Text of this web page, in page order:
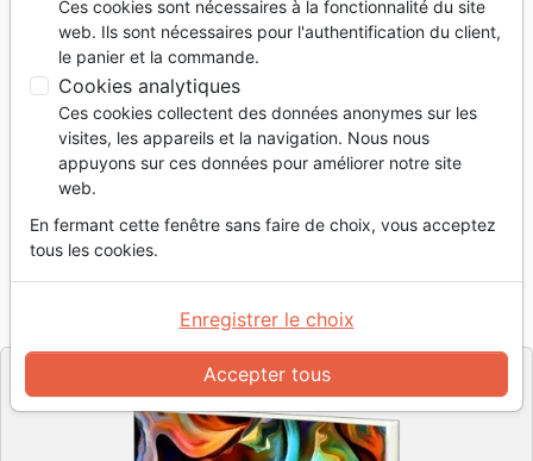
Accueil Livres Santé
Psychologie
Psychologie et le Christianisme (La) - Cinq
perspectives sur la relation entre la psychologie
moderne et la foi chrétienne
La Psychologie et le Christianisme
Cinq perspectives sur la relation entre la
psychologie moderne et la foi chrétienne
Auteur :Eric L. Johnson
Impact Académia
Ces cookies sont nécessaires à la fonctionnalité du site
web. Ils sont nécessaires pour l'authentification du client,
le panier et la commande.
Cookies analytiques
Ces cookies collectent des données anonymes sur les
visites, les appareils et la navigation. Nous nous
appuyons sur ces données pour améliorer notre site
web.
En fermant cette fenêtre sans faire de choix, vous acceptez
tous les cookies.
Accepter tous
Enregistrer le choix